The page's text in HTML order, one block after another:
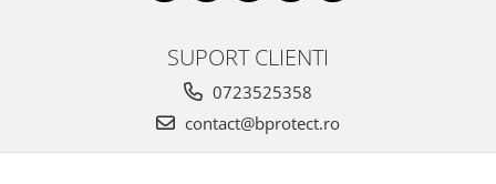
SUPORT CLIENTI
0723525358
contact@bprotect.ro